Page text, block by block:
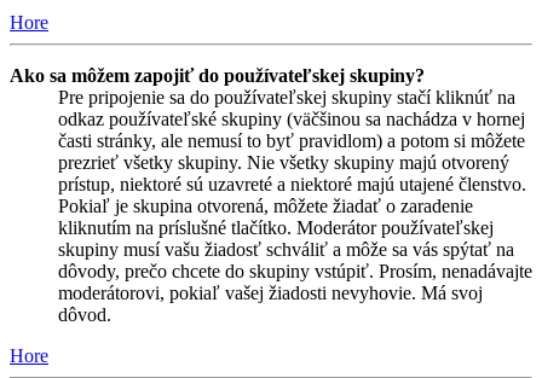
Hore
Ako sa môžem zapojiť do používateľskej skupiny?
Pre pripojenie sa do používateľskej skupiny stačí kliknúť na
odkaz používateľské skupiny (väčšinou sa nachádza v hornej
časti stránky, ale nemusí to byť pravidlom) a potom si môžete
prezrieť všetky skupiny. Nie všetky skupiny majú otvorený
prístup, niektoré sú uzavreté a niektoré majú utajené členstvo.
Pokiaľ je skupina otvorená, môžete žiadať o zaradenie
kliknutím na príslušné tlačítko. Moderátor používateľskej
skupiny musí vašu žiadosť schváliť a môže sa vás spýtať na
dôvody, prečo chcete do skupiny vstúpiť. Prosím, nenadávajte
moderátorovi, pokiaľ vašej žiadosti nevyhovie. Má svoj
dôvod.
Hore